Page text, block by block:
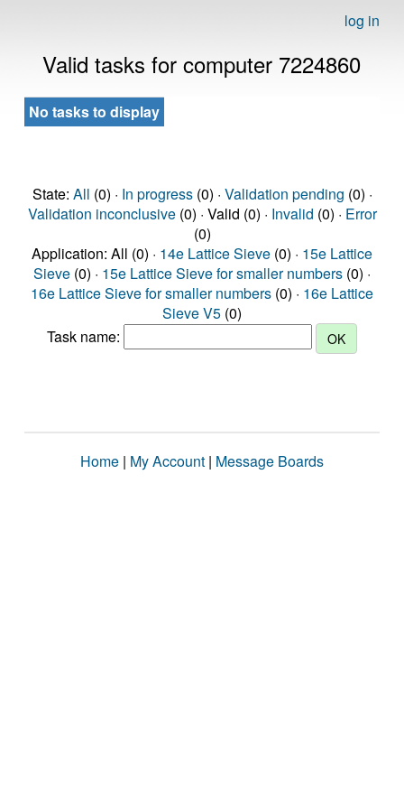
log in
Valid tasks for computer 7224860
No tasks to display
State: All (0) · In progress(0) · Validation pending (0) ·
Validation inconclusive(0) · Valid (0) · Invalid (0) · Error
(0)
Application: All (0) · 14e Lattice Sieve (0) · 15e Lattice
Sieve (0) · 15e Lattice Sieve for smaller numbers (0) ·
16e Lattice Sieve for smaller numbers (0) · 16e Lattice
Sieve V5 (0)
Task name:
Home | My Account | Message Boards